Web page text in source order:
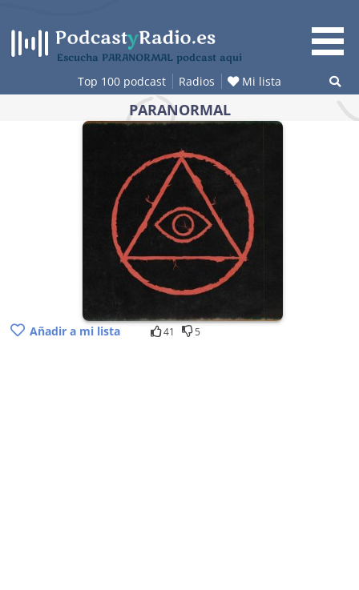
contenido
Escucha PARANORMAL podcast aquí
Top 100 podcast Radios Mi lista
PARANORMAL
Añadir a mi lista 41 5